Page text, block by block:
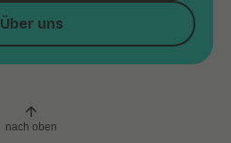
Über uns
nach oben